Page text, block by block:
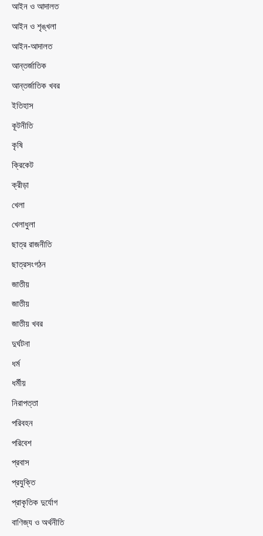
আইন ও আদালত
আইন ও শৃঙ্খলা
আইন-আদালত
আন্তর্জাতিক
আন্তর্জাতিক খবর
ইতিহাস
কূটনীতি
কৃষি
ক্রিকেট
ক্রীড়া
খেলা
খেলাধুলা
ছাত্র রাজনীতি
ছাত্রসংগঠন
জাতীয়
জাতীয়
জাতীয় খবর
দুর্ঘটনা
ধর্ম
ধর্মীয়
নিরাপত্তা
পরিবহন
পরিবেশ
প্রবাস
প্রযুক্তি
প্রাকৃতিক দুর্যোগ
বাণিজ্য ও অর্থনীতি